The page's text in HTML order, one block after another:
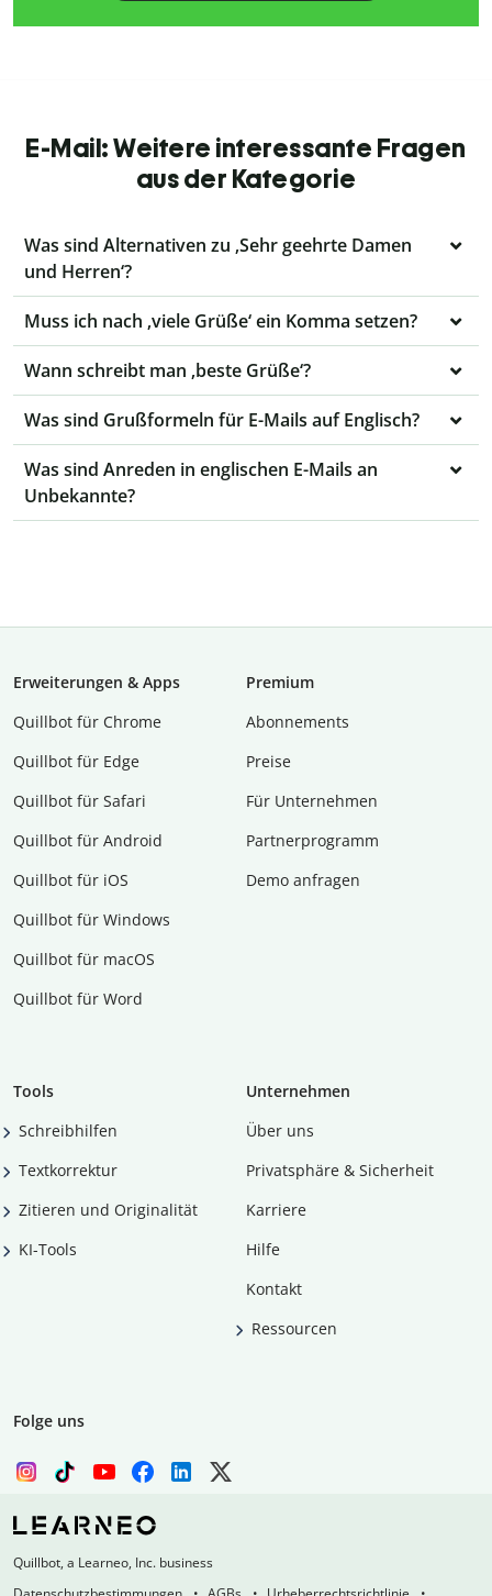
E-Mail: Weitere interessante Fragen
aus der Kategorie
Was sind Alternativen zu ‚Sehr geehrte Damen
und Herren‘?
Muss ich nach ‚viele Grüße‘ ein Komma setzen?
Wann schreibt man ‚beste Grüße‘?
Was sind Grußformeln für E-Mails auf Englisch?
Was sind Anreden in englischen E-Mails an
Unbekannte?
Erweiterungen & Apps
Quillbot für Chrome
Quillbot für Edge
Quillbot für Safari
Quillbot für Android
Quillbot für iOS
Quillbot für Windows
Quillbot für macOS
Quillbot für Word
Premium
Abon­ne­ments
Preise
Für Unternehmen
Partnerprogramm
Demo anfragen
Tools
Schreibhilfen
Textkorrektur
Zitieren und Originalität
KI-Tools
Unternehmen
Über uns
Privatsphäre & Sicherheit
Karriere
Hilfe
Kontakt
Ressourcen
Folge uns
Quillbot, a Learneo, Inc. business